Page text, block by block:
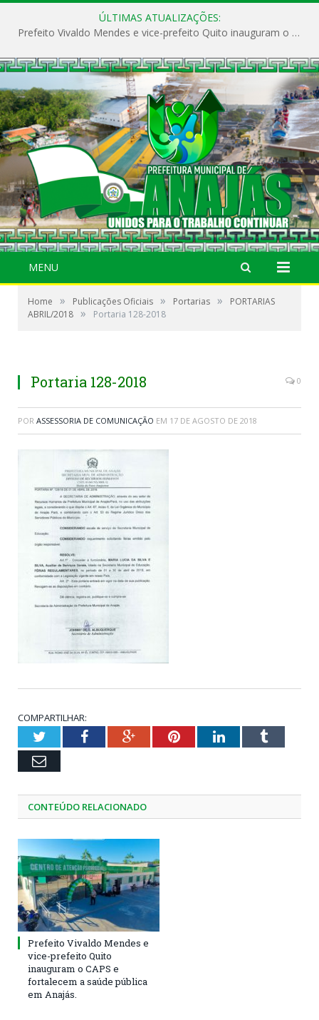
ÚLTIMAS ATUALIZAÇÕES:
Prefeito Vivaldo Mendes e vice-prefeito Quito inauguram o CAPS e fortalecem a saúde pública em Anajás.
MENU
Home » Publicações Oficiais » Portarias »
PORTARIAS
ABRIL/2018 » Portaria 128-2018
Portaria 128-2018 0
POR ASSESSORIA DE COMUNICAÇÃO EM 17 DE AGOSTO DE 2018
COMPARTILHAR:
TwitterFacebookGoogle+PinterestLinkedInTumblr
Email
CONTEÚDO RELACIONADO
Prefeito Vivaldo Mendes e
vice-prefeito Quito
inauguram o CAPS e
fortalecem a saúde pública
em Anajás.